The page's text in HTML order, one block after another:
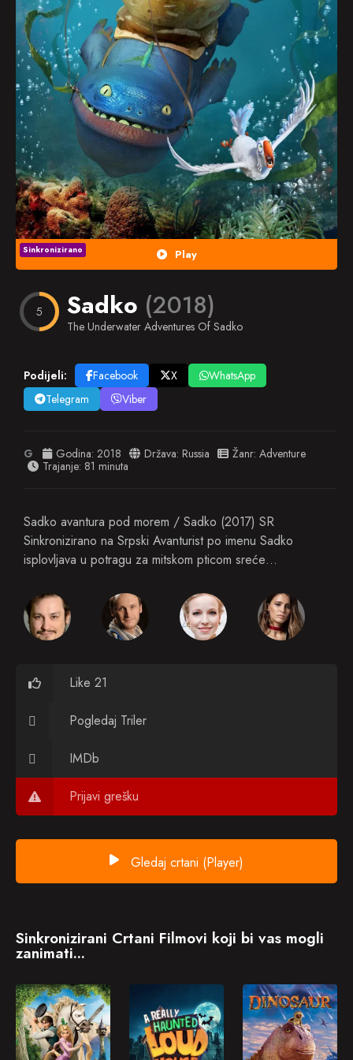
Popularno
Nasumično
Favorites
Play
Sinkronizirano
5 Sadko (2018)
The Underwater Adventures Of Sadko
Podijeli: Facebook X
WhatsApp
Telegram
Viber
G Godina: 2018 Država: Russia Žanr: Adventure
Trajanje: 81 minuta
Sadko avantura pod morem / Sadko (2017) SR
Sinkronizirano na Srpski Avanturist po imenu Sadko
isplovljava u potragu za mitskom pticom sreće…
Like 21
Pogledaj Triler
IMDb
Prijavi grešku
Gledaj crtani (Player)
Sinkronizirani Crtani Filmovi koji bi vas mogli
zanimati...